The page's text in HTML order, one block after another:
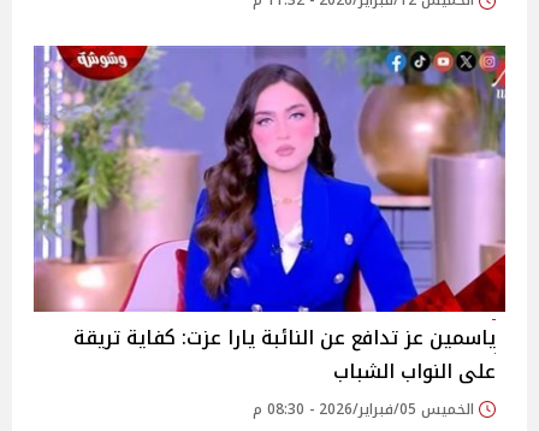
ياسمين عز تدافع عن النائبة يارا عزت: كفاية تريقة
على النواب الشباب
الخميس 05/فبراير/2026 - 08:30 م